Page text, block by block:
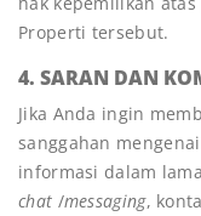
Properti tersebut.
4. SARAN DAN
Jika Anda ingin
sanggahan
informasi dalam
chat /messaging,